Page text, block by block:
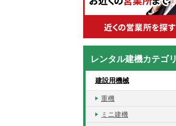
レンタル建機カテゴリ
建設用機械
重機
ミニ建機